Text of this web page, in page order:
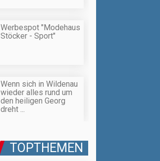
Werbespot "Modehaus
Stöcker - Sport"
Wenn sich in Wildenau
wieder alles rund um
den heiligen Georg
dreht ...
TOPTHEMEN